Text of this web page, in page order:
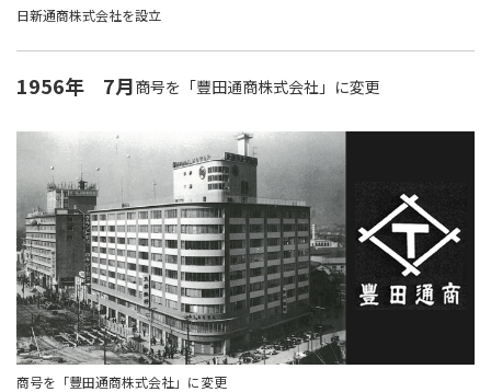
日新通商株式会社を設立
1956年 7月商号を「豐田通商株式会社」に変更
商号を「豐田通商株式会社」に変更